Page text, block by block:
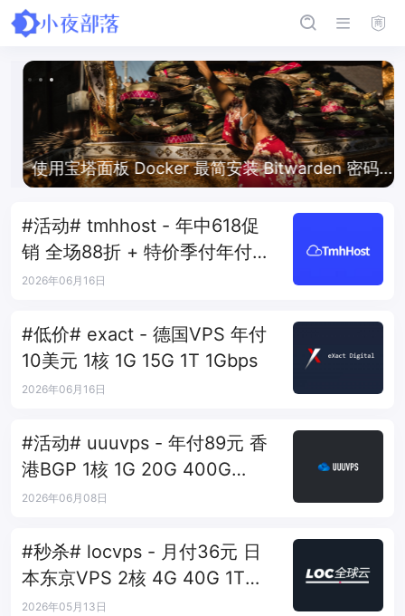
使用宝塔面板 Docker 最简安装 Bitwarden 密码管
理器
#活动# tmhhost - 年中618促
销 全场88折 + 特价季付年付
VPS
2026年06月16日
#低价# exact - 德国VPS 年付
10美元 1核 1G 15G 1T 1Gbps
2026年06月16日
#活动# uuuvps - 年付89元 香
港BGP 1核 1G 20G 400G
30M
2026年06月08日
#秒杀# locvps - 月付36元 日
本东京VPS 2核 4G 40G 1T
450Mbps
2026年05月13日